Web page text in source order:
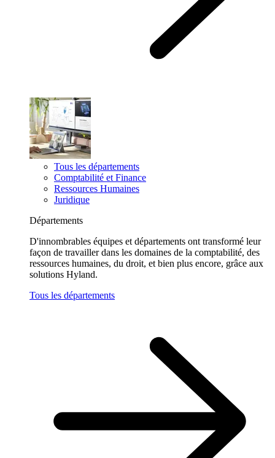
Tous les départements
Comptabilité et Finance
Ressources Humaines
Juridique
Départements
D'innombrables équipes et départements ont transformé leur
façon de travailler dans les domaines de la comptabilité, des
ressources humaines, du droit, et bien plus encore, grâce aux
solutions Hyland.
Tous les départements